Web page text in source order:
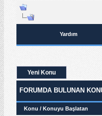
Yardım
Yeni Konu
FORUMDA BULUNAN
Konu / Konuyu Başlatan